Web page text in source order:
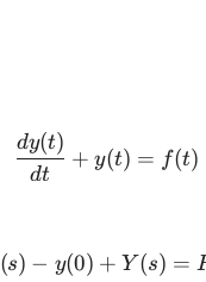
\frac{d
dt
dy(t)
+ y(t) = f(t)
s Y(s)-
(s) − y(0) + Y (s) =